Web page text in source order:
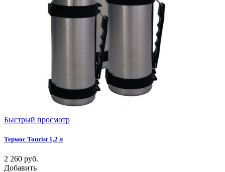
Быстрый просмотр
Термос Tourist 1,2 л
2 260 руб.
Добавить